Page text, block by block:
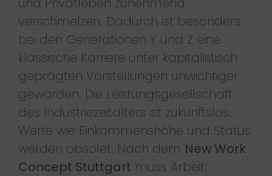
verschmelzen. Dadurch ist besonders
bei den Generationen Y und Z eine
klassische Karriere unter kapitalistisch
geprägten Vorstellungen unwichtiger
geworden. Die Leistungsgesellschaft
des Industriezeitalters ist zukunftslos.
Werte wie Einkommenshöhe und Status
werden obsolet. Nach dem New Work
Concept Stuttgart muss Arbeit: